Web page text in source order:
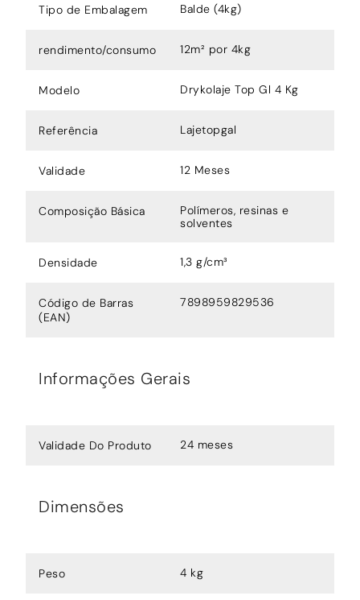
Tipo de Embalagem Balde (4kg)
rendimento/consumo 12m² por 4kg
Modelo Drykolaje Top Gl 4 Kg
Referência Lajetopgal
Validade 12 Meses
Composição Básica
Polímeros, resinas e
solventes
Densidade 1,3 g/cm³
Código de Barras
(EAN)
7898959829536
Informações Gerais
Validade Do Produto 24 meses
Dimensões
Peso 4 kg